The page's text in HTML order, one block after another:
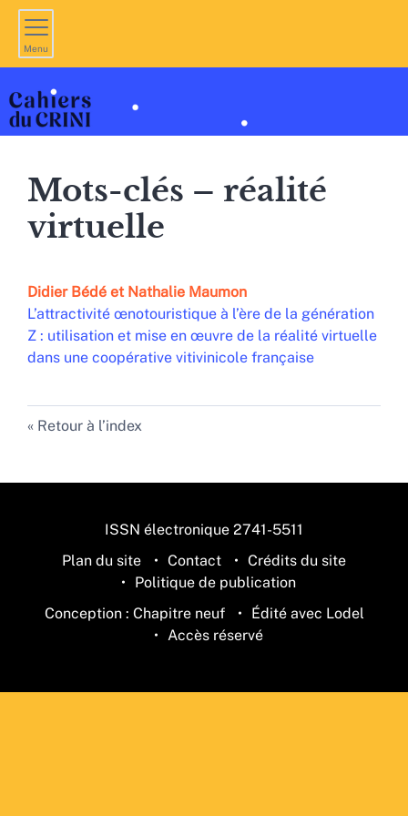
Menu
Mots-clés – réalité
virtuelle
Didier Bédé et Nathalie Maumon
L’attractivité œnotouristique à l’ère de la génération
Z : utilisation et mise en œuvre de la réalité virtuelle
dans une coopérative vitivinicole française
Retour à l’index
ISSN électronique 2741-5511
Plan du site
Contact
Crédits du site
Politique de publication
Conception : Chapitre neuf
Édité avec Lodel
Accès réservé